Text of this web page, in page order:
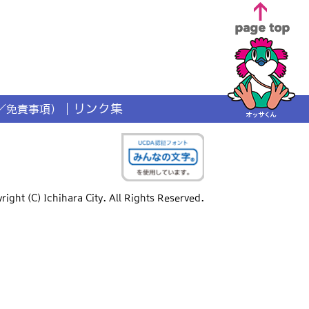
免責事項） リンク集
(C) Ichihara City. All Rights Reserved.